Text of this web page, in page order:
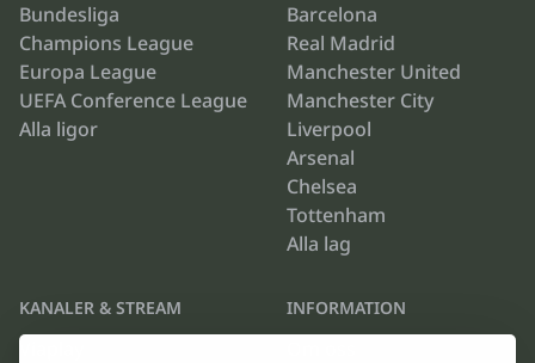
Bundesliga
Champions League
Europa League
UEFA Conference League
Alla ligor
Barcelona
Real Madrid
Manchester United
Manchester City
Liverpool
Arsenal
Chelsea
Tottenham
Alla lag
KANALER & STREAM INFORMATION